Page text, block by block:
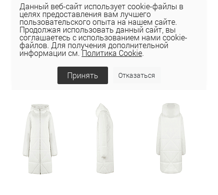
Данный веб-сайт использует cookie-файлы в
целях предоставления вам лучшего
пользовательского опыта на нашем сайте.
Продолжая использовать данный сайт, вы
соглашаетесь с использованием нами cookie-
файлов. Для получения дополнительной
информации см.Политика Cookie.
Принять Отказаться